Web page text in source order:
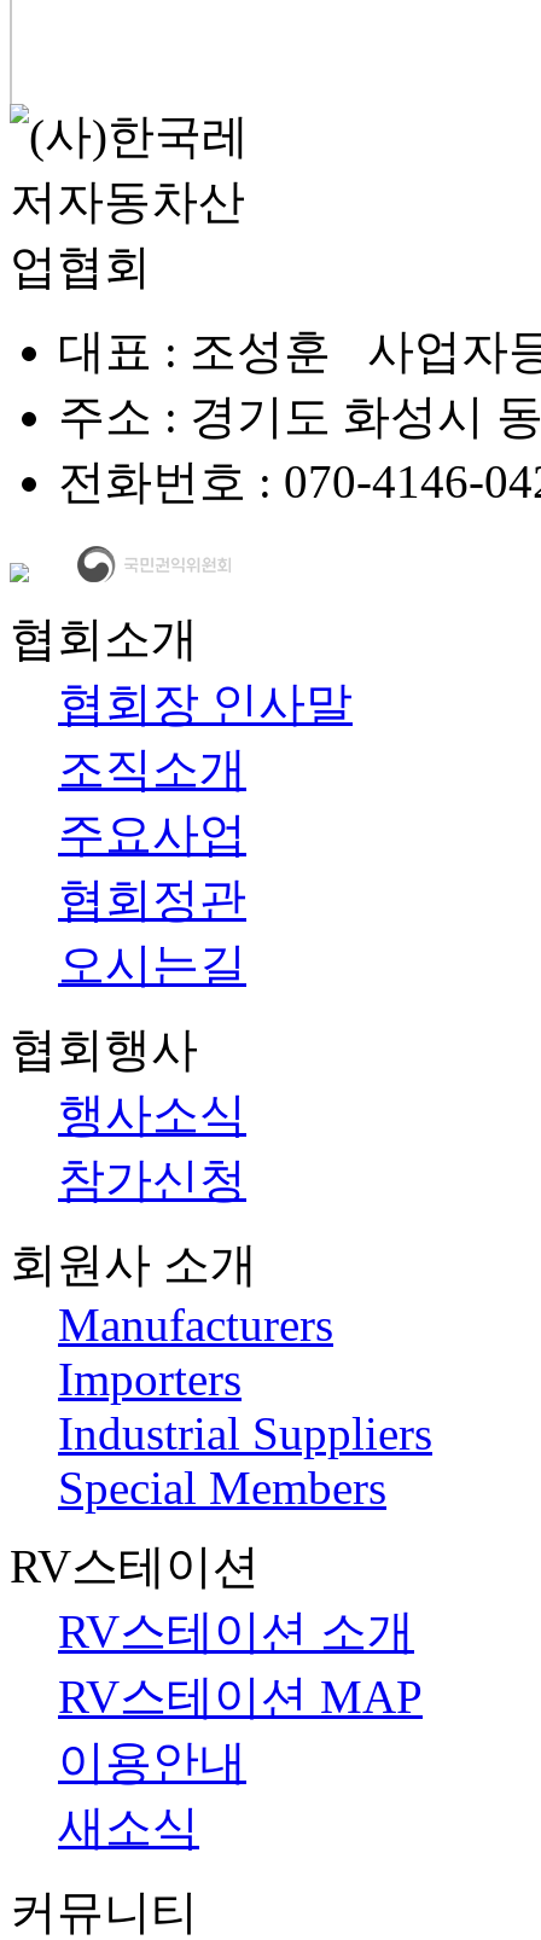
대표 : 조성훈 사업자
주소 : 경기도 화성시
전화번호 : 070-4146-
협회소개
협회장 인사말
조직소개
주요사업
협회정관
오시는길
협회행사
행사소식
참가신청
회원사 소개
Manufacturers
Importers
Industrial Suppliers
Special Members
RV스테이션
RV스테이션 소개
RV스테이션 MAP
이용안내
새소식
커뮤니티